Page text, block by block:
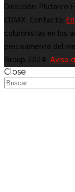
Dirección: Plutarco
CDMX. Contacto:
columnistas en los
precisamente del
Group 2024.Aviso
Close